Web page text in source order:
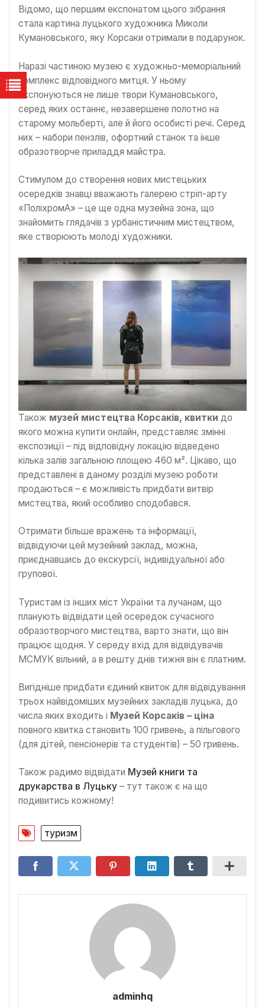
Відомо, що першим експонатом цього зібрання
стала картина луцького художника Миколи
Кумановського, яку Корсаки отримали в подарунок.
Наразі частиною музею є художньо-меморіальний
комплекс відповідного митця. У ньому
експонуються не лише твори Кумановського,
серед яких останнє, незавершене полотно на
старому мольберті, але й його особисті речі. Серед
них – набори пензлів, офортний станок та інше
образотворче приладдя майстра.
Стимулом до створення нових мистецьких
осередків знавці вважають галерею стріп-арту
«ПоліхромА» – це ще одна музейна зона, що
знайомить глядачів з урбаністичним мистецтвом,
яке створюють молоді художники.
Також музей мистецтва Корсаків, квитки до
якого можна купити онлайн, представляє змінні
експозиції – під відповідну локацію відведено
кілька залів загальною площею 460 м². Цікаво, що
представлені в даному розділі музею роботи
продаються – є можливість придбати витвір
мистецтва, який особливо сподобався.
Отримати більше вражень та інформації,
відвідуючи цей музейний заклад, можна,
приєднавшись до екскурсії, індивідуальної або
групової.
Туристам із інших міст України та лучанам, що
планують відвідати цей осередок сучасного
образотворчого мистецтва, варто знати, що він
працює щодня. У середу вхід для відвідувачів
МСМУК вільний, а в решту днів тижня він є платним.
Вигідніше придбати єдиний квиток для відвідування
трьох найвідоміших музейних закладів луцька, до
числа яких входить і Музей Корсаків – ціна
повного квитка становить 100 гривень, а пільгового
(для дітей, пенсіонерів та студентів) – 50 гривень.
Також радимо відвідати Музей книги та
друкарства в Луцьку – тут також є на що
подивитись кожному!
туризм
adminhq